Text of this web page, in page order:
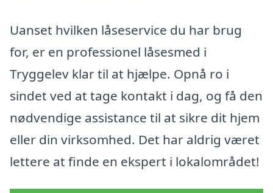
Uanset hvilken låseservice du har brug
for, er en professionel låsesmed i
Tryggelev klar til at hjælpe. Opnå ro i
sindet ved at tage kontakt i dag, og få den
nødvendige assistance til at sikre dit hjem
eller din virksomhed. Det har aldrig været
lettere at finde en ekspert i lokalområdet!